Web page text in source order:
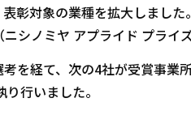
彰対象の業種を拡大しまし
シノミヤ アプライド プライ
を経て、次の4社が受賞事業
行いました。